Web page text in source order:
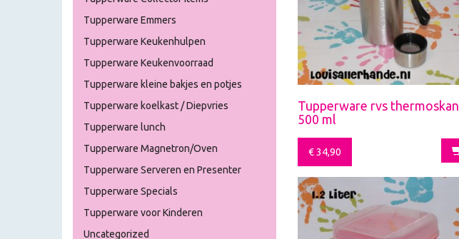
Tupperware Emmers
Tupperware Keukenhulpen
Tupperware Keukenvoorraad
Tupperware kleine bakjes en potjes
Tupperware koelkast / Diepvries
Tupperware lunch
Tupperware Magnetron/Oven
Tupperware Serveren en Presenter
Tupperware Specials
Tupperware voor Kinderen
Uncategorized
Tupperware rvs thermoskan
500 ml
€34,90